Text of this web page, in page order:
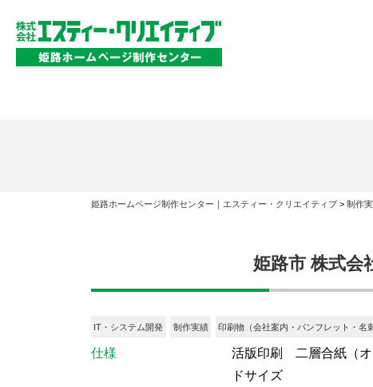
姫路ホームページ制作センター｜エスティー・クリエイティブ > 制作
姫路市 株式会
IT・システム開発 制作実績 印刷物（会社案内・パンフレット・名
仕様
活版印刷 二層合紙（
ドサイズ